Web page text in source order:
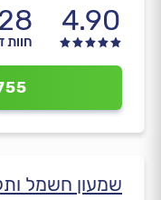
4.90
חוות
שמעון חשמל